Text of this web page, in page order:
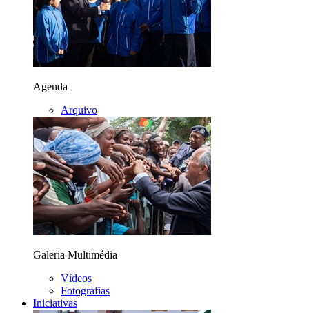
Agenda
Arquivo
Galeria Multimédia
Vídeos
Fotografias
Iniciativas